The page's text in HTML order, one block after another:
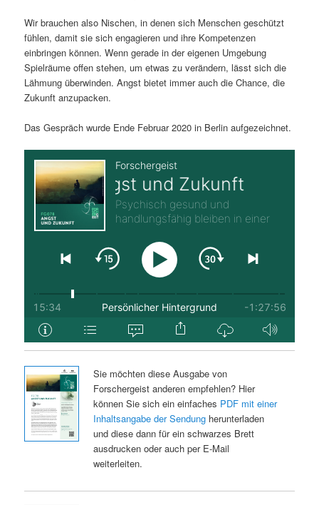
Wir brauchen also Nischen, in denen sich Menschen geschützt
fühlen, damit sie sich engagieren und ihre Kompetenzen
einbringen können. Wenn gerade in der eigenen Umgebung
Spielräume offen stehen, um etwas zu verändern, lässt sich die
Lähmung überwinden. Angst bietet immer auch die Chance, die
Zukunft anzupacken.
Das Gespräch wurde Ende Februar 2020 in Berlin aufgezeichnet.
Sie möchten diese Ausgabe von
Forschergeist anderen empfehlen? Hier
können Sie sich ein einfaches PDF mit einer
Inhaltsangabe der Sendungherunterladen
und diese dann für ein schwarzes Brett
ausdrucken oder auch per E-Mail
weiterleiten.